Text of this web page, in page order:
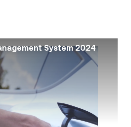
System 2024